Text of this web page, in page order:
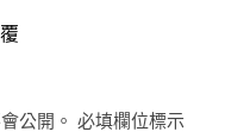
公開。 必填欄位標示